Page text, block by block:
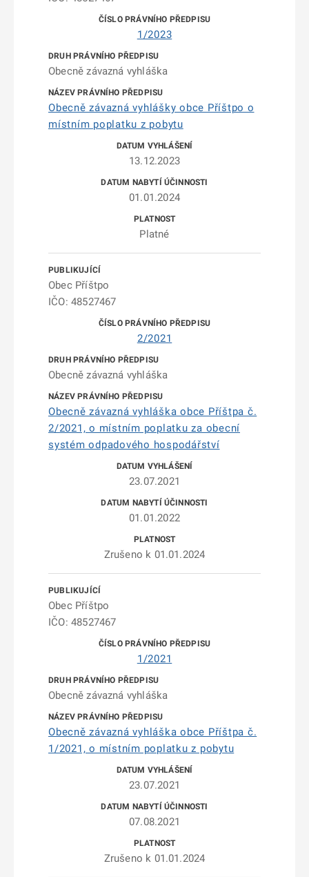
1/2023
Obecně závazná vyhláška
Obecně závazná vyhlášky obce Příštpo o
místním poplatku z pobytu
13.12.2023
01.01.2024
Platné
Obec Příštpo
IČO: 48527467
2/2021
Obecně závazná vyhláška
Obecně závazná vyhláška obce Příštpa č.
2/2021, o místním poplatku za obecní
systém odpadového hospodářství
23.07.2021
01.01.2022
Zrušeno k 01.01.2024
Obec Příštpo
IČO: 48527467
1/2021
Obecně závazná vyhláška
Obecně závazná vyhláška obce Příštpa č.
1/2021, o místním poplatku z pobytu
23.07.2021
07.08.2021
Zrušeno k 01.01.2024